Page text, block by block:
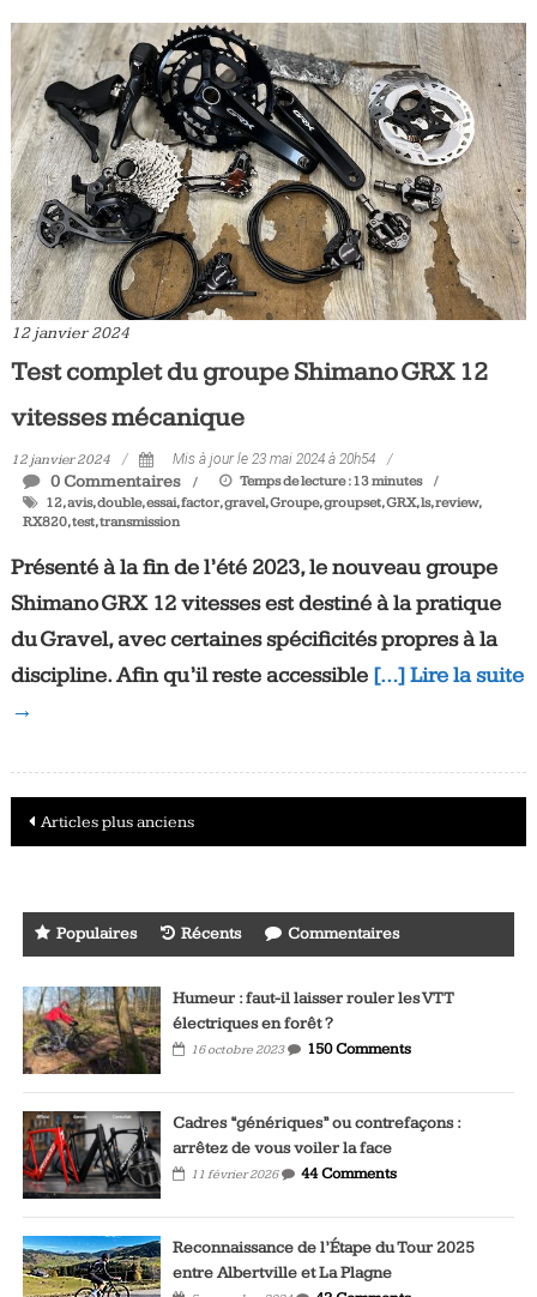
12 janvier 2024
Test complet du groupe Shimano GRX 12
vitesses mécanique
12 janvier 2024 Mis à jour le 23 mai 2024 à 20h54
0 Commentaires Temps de lecture : 13minutes
12,avis,double,essai,factor,gravel,Groupe,groupset,GRX,ls,review,
RX820,test,transmission
Présenté à la fin de l’été 2023, le nouveau groupe
Shimano GRX 12 vitesses est destiné à la pratique
du Gravel, avec certaines spécificités propres à la
discipline. Afin qu’il reste accessible […] Lire la suite
→
Navigation
des
articles
Articles plus anciens
Populaires Récents Commentaires
Humeur : faut-il laisser rouler les VTT
électriques en forêt ?
16 octobre 2023 150 Comments
Cadres “génériques” ou contrefaçons :
arrêtez de vous voiler la face
11 février 2026 44 Comments
Reconnaissance de l’Étape du Tour 2025
entre Albertville et La Plagne